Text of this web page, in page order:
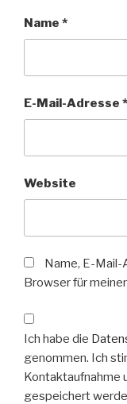
Name *
E-Mail-Adresse *
Website
Name, E-
Browser für
Ich habe die
genommen. Ich
Kontaktaufnahme
gespeichert